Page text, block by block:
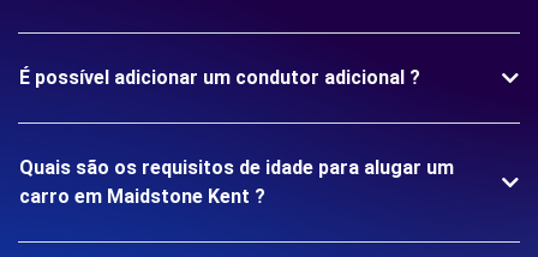
É possível adicionar um condutor adicional ?
Quais são os requisitos de idade para alugar um
carro em Maidstone Kent ?